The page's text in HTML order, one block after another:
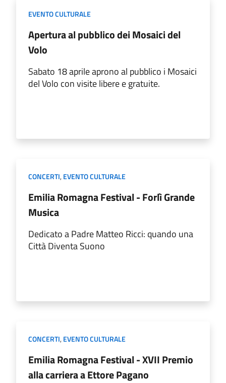
EVENTO CULTURALE
Apertura al pubblico dei Mosaici del
Volo
Sabato 18 aprile aprono al pubblico i Mosaici
del Volo con visite libere e gratuite.
CONCERTI,EVENTO CULTURALE
Emilia Romagna Festival - Forlì Grande
Musica
Dedicato a Padre Matteo Ricci: quando una
Città Diventa Suono
CONCERTI,EVENTO CULTURALE
Emilia Romagna Festival - XVII Premio
alla carriera a Ettore Pagano